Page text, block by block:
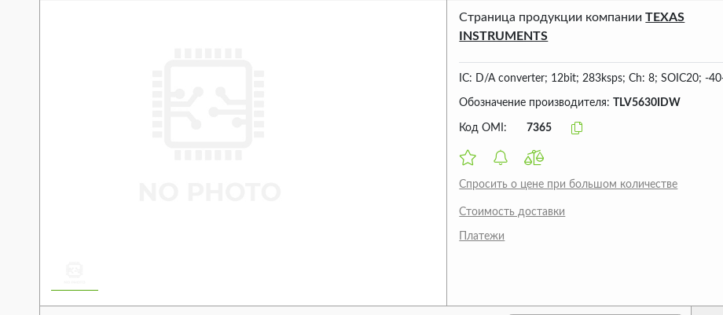
Страница продукции компанииTEXAS
INSTRUMENTS
IC: D/A converter; 12bit; 283ksps; Ch: 8; SOIC20; -
Обозначение производителя: TLV5630IDW
Код OMI: 7365
Спросить о цене при большом количестве
Стоимость доставки
Платежи